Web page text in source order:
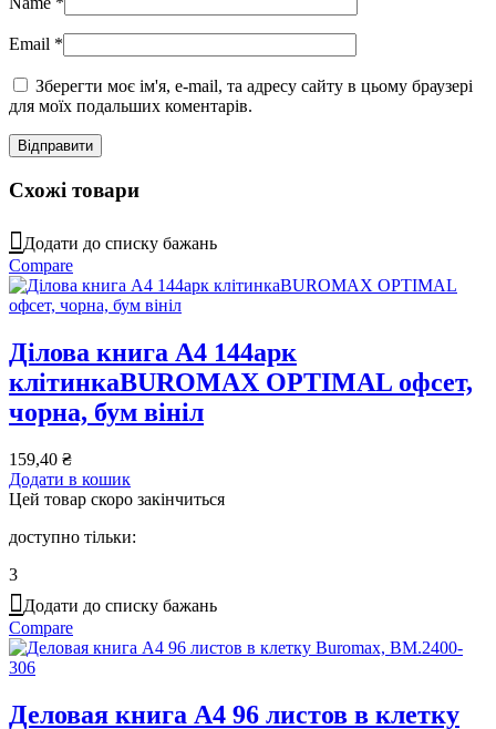
Email *
Зберегти моє ім'я, e-mail, та адресу сайту в цьому браузері
для моїх подальших коментарів.
Схожі товари
Додати до списку бажань
Compare
Ділова книга А4 144арк
клітинкаBUROMAX OPTIMAL офсет,
чорна, бум вініл
159,40 ₴
Додати в кошик
Цей товар скоро закінчиться
доступно тільки:
3
Додати до списку бажань
Compare
Деловая книга А4 96 листов в клетку